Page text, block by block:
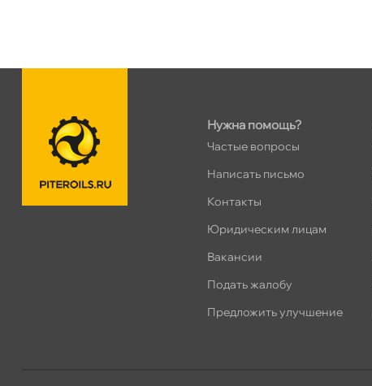
Хасанская 17к1 (Лента)
ПН–ВС
Нужна помощь?
Частые вопросы
Написать письмо
Контакты
Юридическим лицам
акансии
Подать жалобу
Предложить улучшение